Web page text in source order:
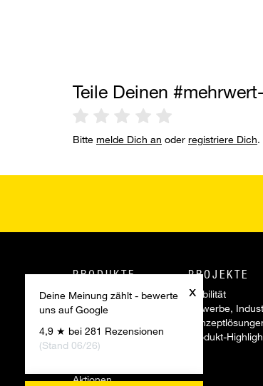
x
Deine Meinung zählt - bewerte
uns auf Google
4,9 ★ bei 281 Rezensionen
(Stand 06/26)
Teile Deinen
Bitte melde Dich an oder registriere Dich.
PRODUKTE
Innotec Produkte
Project System
Werkzeuge &
Zubehör
Aktionen
PROJEKTE
Mobilität
Gewerbe,
Produkt-